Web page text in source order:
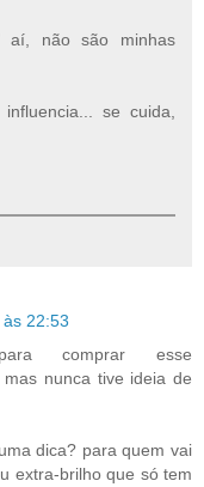
aí, não são minhas
se cuida,
22:53
comprar esse
nunca tive ideia de
dica? para quem vai
extra-brilho que só tem